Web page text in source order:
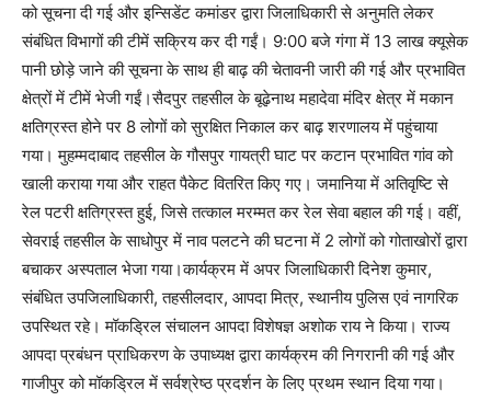
को सूचना दी गई और इन्सिडेंट कमांडर द्वारा जिलाधिकारी से अनुमति लेकर
संबंधित विभागों की टीमें सक्रिय कर दी गईं। 9:00 बजे गंगा में 13 लाख क्यूसेक
पानी छोड़े जाने की सूचना के साथ ही बाढ़ की चेतावनी जारी की गई और प्रभावित
क्षेत्रों में टीमें भेजी गईं।सैदपुर तहसील के बूढ़ेनाथ महादेवा मंदिर क्षेत्र में मकान
क्षतिग्रस्त होने पर 8 लोगों को सुरक्षित निकाल कर बाढ़ शरणालय में पहुंचाया
गया। मुहम्मदाबाद तहसील के गौसपुर गायत्री घाट पर कटान प्रभावित गांव को
खाली कराया गया और राहत पैकेट वितरित किए गए। जमानिया में अतिवृष्टि से
रेल पटरी क्षतिग्रस्त हुई, जिसे तत्काल मरम्मत कर रेल सेवा बहाल की गई। वहीं,
सेवराई तहसील के साधोपुर में नाव पलटने की घटना में 2 लोगों को गोताखोरों द्वारा
बचाकर अस्पताल भेजा गया।कार्यक्रम में अपर जिलाधिकारी दिनेश कुमार,
संबंधित उपजिलाधिकारी, तहसीलदार, आपदा मित्र, स्थानीय पुलिस एवं नागरिक
उपस्थित रहे। मॉकड्रिल संचालन आपदा विशेषज्ञ अशोक राय ने किया। राज्य
आपदा प्रबंधन प्राधिकरण के उपाध्यक्ष द्वारा कार्यक्रम की निगरानी की गई और
गाजीपुर को मॉकड्रिल में सर्वश्रेष्ठ प्रदर्शन के लिए प्रथम स्थान दिया गया।